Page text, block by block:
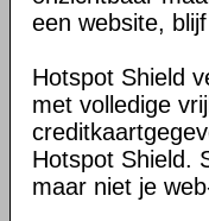
een website,
Hotspot Shield
met volledige
Hotspot Shield.
maar niet je